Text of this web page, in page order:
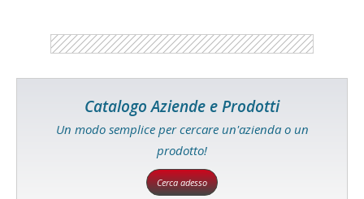
Catalogo Aziende e Prodotti
Un modo semplice per cercare un'azienda o un
prodotto!
Cerca adesso